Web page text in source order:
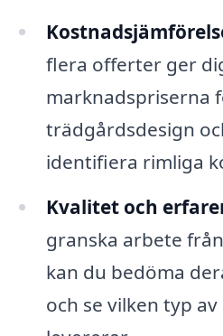
flera offerter ger
marknadspriserna
trädgårdsdesign
identifiera rimliga
Kvalitet och
granska arbete
kan du bedöma
och se vilken typ